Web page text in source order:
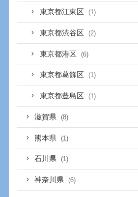
東京都江東区 (1)
東京都渋谷区 (2)
東京都港区 (6)
東京都葛飾区 (1)
東京都豊島区 (1)
滋賀県 (8)
熊本県 (1)
石川県 (1)
神奈川県 (6)